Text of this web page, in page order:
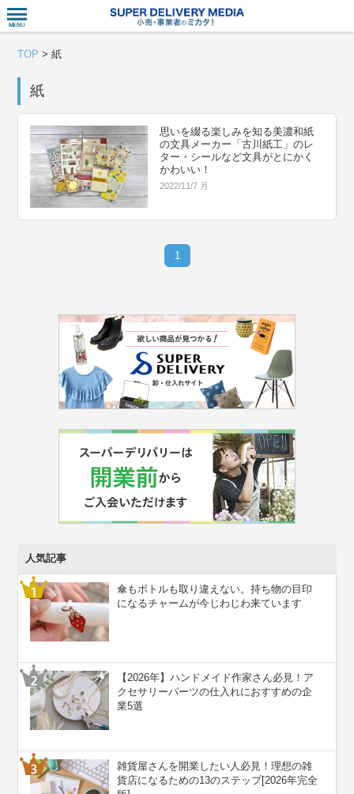
TOP >紙
紙
思いを綴る楽しみを知る美濃和紙
の文具メーカー「古川紙工」のレ
ター・シールなど文具がとにかく
かわいい！
2022/11/7 月
1
人気記事
傘もボトルも取り違えない。持ち物の目印
になるチャームが今じわじわ来ています
【2026年】ハンドメイド作家さん必見！ア
クセサリーパーツの仕入れにおすすめの企
業5選
雑貨屋さんを開業したい人必見！理想の雑
貨店になるための13のステップ[2026年完全